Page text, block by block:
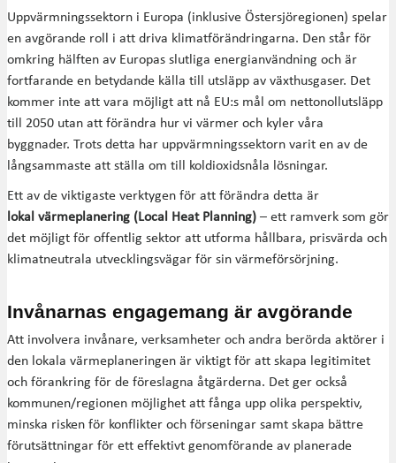
Uppvärmningssektorn i Europa (inklusive Östersjöregionen) spelar
en avgörande roll i att driva klimatförändringarna. Den står för
omkring hälften av Europas slutliga energianvändning och är
fortfarande en betydande källa till utsläpp av växthusgaser. Det
kommer inte att vara möjligt att nå EU:s mål om nettonollutsläpp
till 2050 utan att förändra hur vi värmer och kyler våra
byggnader. Trots detta har uppvärmningssektorn varit en av de
långsammaste att ställa om till koldioxidsnåla lösningar.
Ett av de viktigaste verktygen för att förändra detta är
lokal värmeplanering (Local Heat Planning) – ett ramverk som gör
det möjligt för offentlig sektor att utforma hållbara, prisvärda och
klimatneutrala utvecklingsvägar för sin värmeförsörjning.
Invånarnas engagemang är avgörande
Att involvera invånare, verksamheter och andra berörda aktörer i
den lokala värmeplaneringen är viktigt för att skapa legitimitet
och förankring för de föreslagna åtgärderna. Det ger också
kommunen/regionen möjlighet att fånga upp olika perspektiv,
minska risken för konflikter och förseningar samt skapa bättre
förutsättningar för ett effektivt genomförande av planerade